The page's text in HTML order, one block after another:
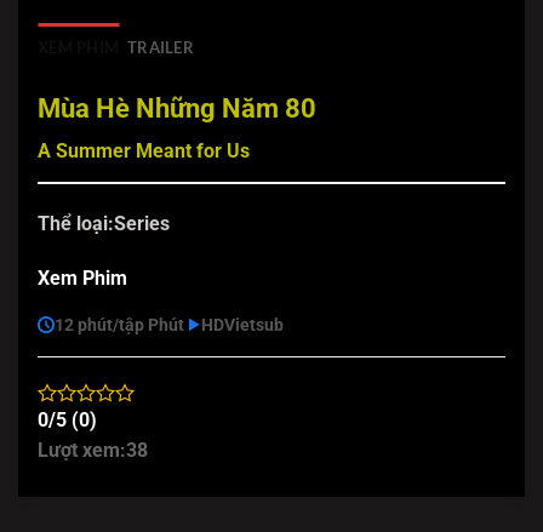
TRAILER
Mùa Hè Những Năm 80
A Summer Meant for Us
Thể loại:Series
Xem Phim
12 phút/tập Phút HDVietsub
0/5 (0)
Lượt xem:38